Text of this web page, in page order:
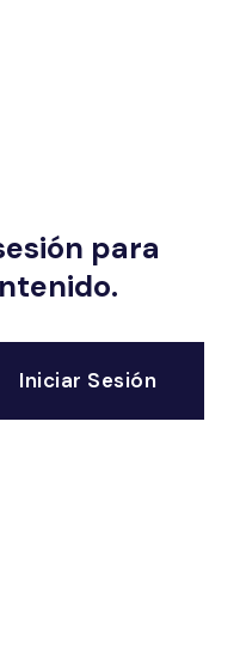
para
Iniciar Sesión